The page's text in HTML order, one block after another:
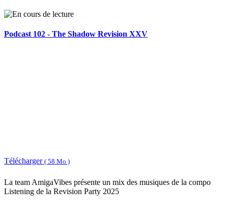
Podcast 102 - The Shadow Revision XXV
Télécharger ( 58 Mo )
La team AmigaVibes présente un mix des musiques de la compo
Listening de la Revision Party 2025